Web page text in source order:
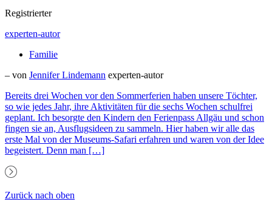
Registrierter
experten-autor
Familie
– von Jennifer Lindemann experten-autor
Bereits drei Wochen vor den Sommerferien haben unsere Töchter,
so wie jedes Jahr, ihre Aktivitäten für die sechs Wochen schulfrei
geplant. Ich besorgte den Kindern den Ferienpass Allgäu und schon
fingen sie an, Ausflugsideen zu sammeln. Hier haben wir alle das
erste Mal von der Museums-Safari erfahren und waren von der Idee
begeistert. Denn man […]
Zurück nach oben